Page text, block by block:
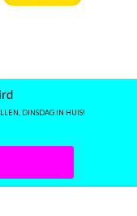
DINSDAG IN HUIS!